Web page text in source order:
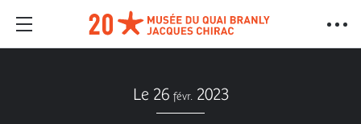
Le 26 févr. 2023